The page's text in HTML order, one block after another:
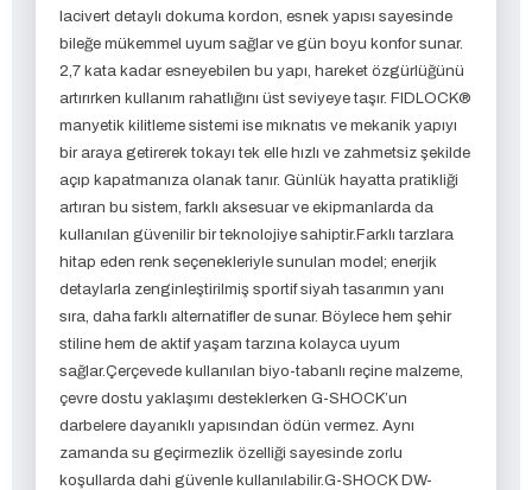
lacivert detaylı dokuma kordon, esnek yapısı sayesinde
bileğe mükemmel uyum sağlar ve gün boyu konfor sunar.
2,7 kata kadar esneyebilen bu yapı, hareket özgürlüğünü
artırırken kullanım rahatlığını üst seviyeye taşır. FIDLOCK®
manyetik kilitleme sistemi ise mıknatıs ve mekanik yapıyı
bir araya getirerek tokayı tek elle hızlı ve zahmetsiz şekilde
açıp kapatmanıza olanak tanır. Günlük hayatta pratikliği
artıran bu sistem, farklı aksesuar ve ekipmanlarda da
kullanılan güvenilir bir teknolojiye sahiptir.Farklı tarzlara
hitap eden renk seçenekleriyle sunulan model; enerjik
detaylarla zenginleştirilmiş sportif siyah tasarımın yanı
sıra, daha farklı alternatifler de sunar. Böylece hem şehir
stiline hem de aktif yaşam tarzına kolayca uyum
sağlar.Çerçevede kullanılan biyo-tabanlı reçine malzeme,
çevre dostu yaklaşımı desteklerken G-SHOCK’un
darbelere dayanıklı yapısından ödün vermez. Aynı
zamanda su geçirmezlik özelliği sayesinde zorlu
koşullarda dahi güvenle kullanılabilir.G-SHOCK DW-